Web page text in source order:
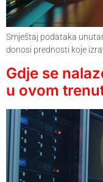
Smještaj podataka
donosi prednosti koje
Gdje se
u ovom